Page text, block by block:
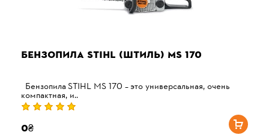
БЕНЗОПИЛА STIHL (ШТИЛЬ) MS 170
Бензопила STIHL MS 170 – это универсальная, очень
компактная, и..
0₴